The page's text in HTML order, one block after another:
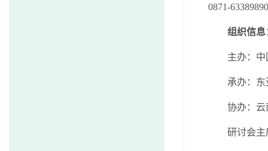
0871-63389890
组织信息
主办：
承办：
协办：云
研讨会主